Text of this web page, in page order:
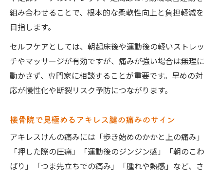
組み合わせることで、根本的な柔軟性向上と負担軽減を
目指します。
セルフケアとしては、朝起床後や運動後の軽いストレッ
チやマッサージが有効ですが、痛みが強い場合は無理に
動かさず、専門家に相談することが重要です。早めの対
応が慢性化や断裂リスク予防につながります。
接骨院で見極めるアキレス腱の痛みのサイン
アキレスけんの痛みには「歩き始めのかかと上の痛み」
「押した際の圧痛」「運動後のジンジン感」「朝のこわ
ばり」「つま先立ちでの痛み」「腫れや熱感」など、さ